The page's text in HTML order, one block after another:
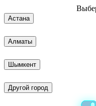
Астана
Алматы
Шымкент
Другой город